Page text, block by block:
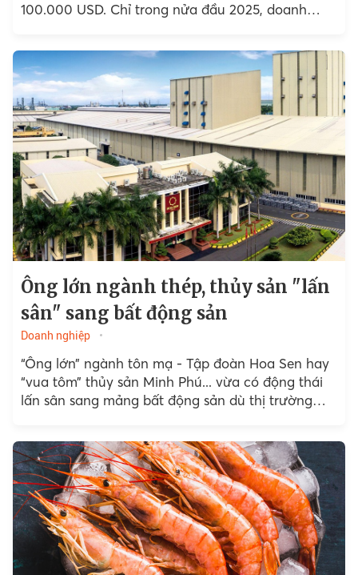
100.000 USD. Chỉ trong nửa đầu 2025, doanh
Ông lớn ngành thép, thủy sản "lấn
sân" sang bất động sản
Doanh nghiệp
“Ông lớn” ngành tôn mạ - Tập đoàn Hoa Sen hay
“vua tôm” thủy sản Minh Phú... vừa có động thái
lấn sân sang mảng bất động sản dù thị trường